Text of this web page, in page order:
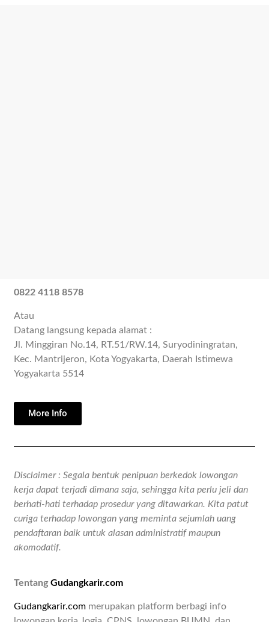
0822 4118 8578
Atau
Datang langsung kepada alamat :
Jl. Minggiran No.14, RT.51/RW.14, Suryodiningratan,
Kec. Mantrijeron, Kota Yogyakarta, Daerah Istimewa
Yogyakarta 5514
More Info
Disclaimer : Segala bentuk penipuan berkedok lowongan
kerja dapat terjadi dimana saja, sehingga kita perlu jeli dan
berhati-hati terhadap prosedur yang ditawarkan. Kita patut
curiga terhadap lowongan yang meminta sejumlah uang
pendaftaran baik untuk alasan administratif maupun
akomodatif.
TentangGudangkarir.com
Gudangkarir.com merupakan platform berbagi info